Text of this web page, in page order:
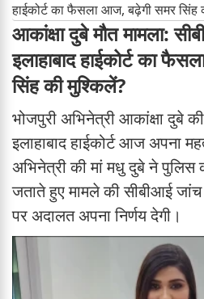
हाईकोर्ट का फैसला आज, बढ़ेगी समर सिंह
आकांक्षा दुबे मौत मामला:
इलाहाबाद हाईकोर्ट का
सिंह की मुश्किलें?
भोजपुरी अभिनेत्री आकांक्षा दुबे
इलाहाबाद हाईकोर्ट आज अपना
अभिनेत्री की मां मधु दुबे ने पुलिस
जताते हुए मामले की सीबीआई
पर अदालत अपना निर्णय देगी।